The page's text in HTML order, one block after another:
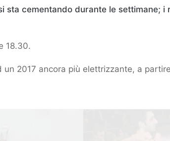
cementando durante le settimane; i
18.30.
2017 ancora più elettrizzante, a